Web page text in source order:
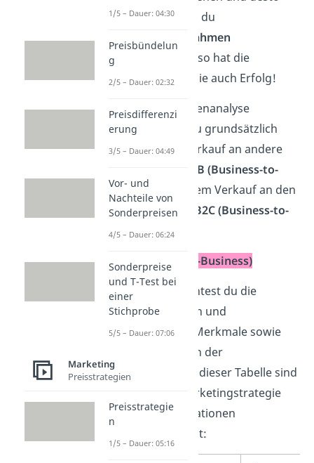
konkreterkannst du
Marketingmaßnahmen
formulieren. Nur so hat die
Marketingstrategie auch Erfolg!
Bei der Zielgruppenanalyse
unterscheidest du grundsätzlich
zwischen dem Verkauf an andere
B2B (Business-to-
Business)
oder dem Verkauf an den
Endverbraucher
B2C (Business-to-
Customer).
B2B (Business-to-Business)
Beim
betrachtest du die
organisatorischen und
wirtschaftlichen Merkmale sowie
das Kaufverhalten der
Unternehmen. In dieser Tabelle sind
einige für die Marketingstrategie
relevante Informationen
zusammengefasst:
1/5 – Dauer: 04:30
Preisbündelun
g
2/5 – Dauer: 02:32
Preisdifferenzi
erung
3/5 – Dauer: 04:49
Vor- und
Nachteile von
Sonderpreisen
4/5 – Dauer: 06:24
Sonderpreise
und T-Test bei
einer
Stichprobe
5/5 – Dauer: 07:06
Marketing
Preisstrategien
Preisstrategie
n
1/5 – Dauer: 05:16